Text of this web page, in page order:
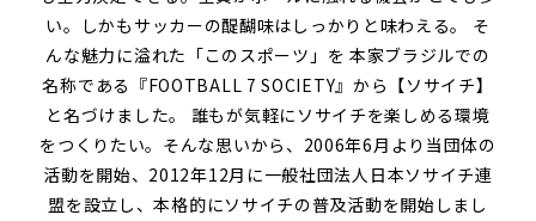
い。しかもサッカーの醍醐味はしっかりと味わえる。
そ
んな魅力に溢れた「このスポーツ」を 本家ブラジルでの
名称である『FOOTBALL 7 SOCIETY』から【ソサイチ】
と名づけました。
誰もが気軽にソサイチを楽しめる環境
をつくりたい。そんな思いから、2006年6月より当団体の
活動を開始、2012年12月に一般社団法人日本ソサイチ連
盟を設立し、本格的にソサイチの普及活動を開始しまし